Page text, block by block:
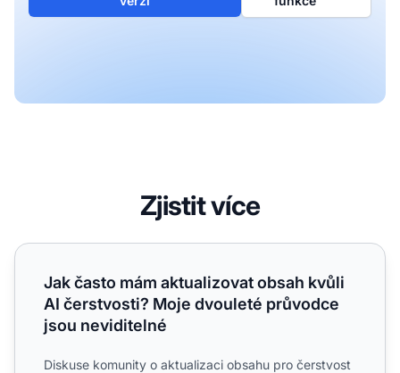
Zjistit více
Jak často mám aktualizovat obsah kvůli AI čerstvosti?
Jak často mám aktualizovat obsah kvůli
AI čerstvosti? Moje dvouleté průvodce
jsou neviditelné
Diskuse komunity o aktualizaci obsahu pro čerstvost